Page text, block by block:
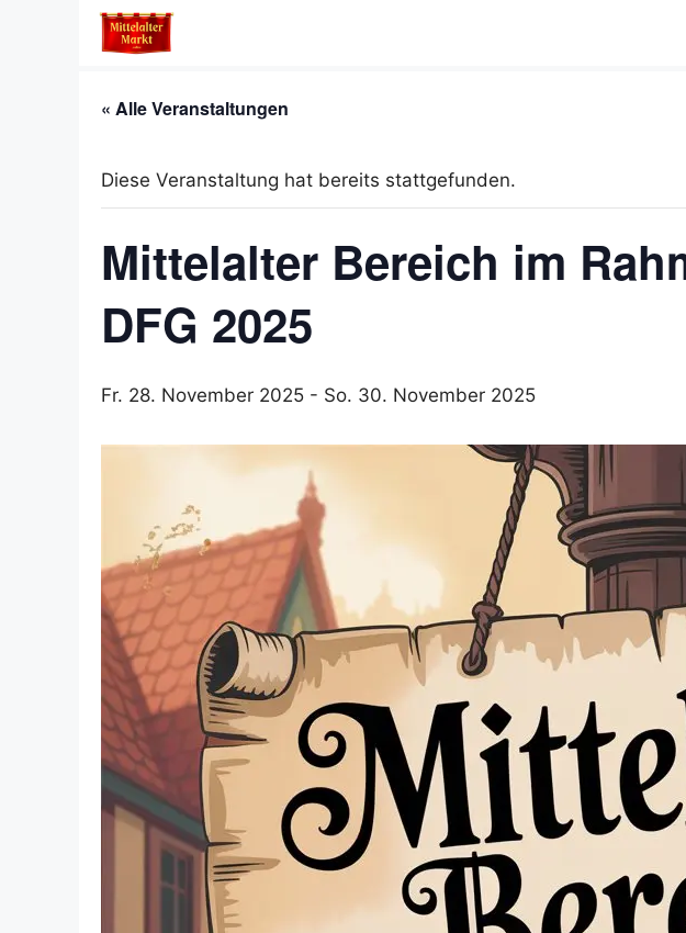
« Alle Veranstaltungen
Diese Veranstaltung hat bereits stattgefunden.
Mittelalter Bereich im
DFG 2025
Fr. 28. November 2025 - So. 30. November 2025